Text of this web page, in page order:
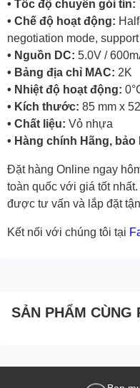
• Tốc độ chuyển gói tin:
• Chế độ hoạt động:
negotiation mode,
• Nguồn DC: 5.0V /
• Bảng địa chỉ MAC: 2K
• Nhiệt độ hoạt động:
• Kích thước: 85 mm x
• Chất liệu: Vỏ nhựa
• Hàng chính Hãng, bảo
Đặt hàng Online ngay
toàn quốc với giá tốt
được tư vấn và lắp đặt
Kết nối với chúng tôi tại
SẢN PHẨM CÙNG